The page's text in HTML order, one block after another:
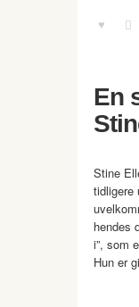
En
Stine
tidligere
hendes
i”, som
Hun er